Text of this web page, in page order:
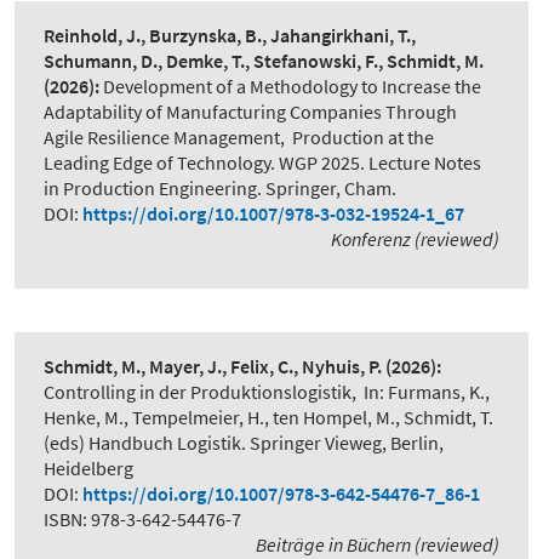
Reinhold, J., Burzynska, B., Jahangirkhani, T.,
Schumann, D., Demke, T., Stefanowski, F., Schmidt, M.
(2026): Development of a Methodology to Increase the
Adaptability of Manufacturing Companies Through
Agile Resilience Management, Production at the
Leading Edge of Technology. WGP 2025. Lecture Notes
in Production Engineering. Springer, Cham.
DOI: https://doi.org/10.1007/978-3-032-19524-1_67
Konferenz (reviewed)
Schmidt, M., Mayer, J., Felix, C., Nyhuis, P. (2026):
Controlling in der Produktionslogistik, In: Furmans, K.,
Henke, M., Tempelmeier, H., ten Hompel, M., Schmidt, T.
(eds) Handbuch Logistik. Springer Vieweg, Berlin,
Heidelberg
DOI: https://doi.org/10.1007/978-3-642-54476-7_86-1
ISBN: 978-3-642-54476-7
Beiträge in Büchern (reviewed)